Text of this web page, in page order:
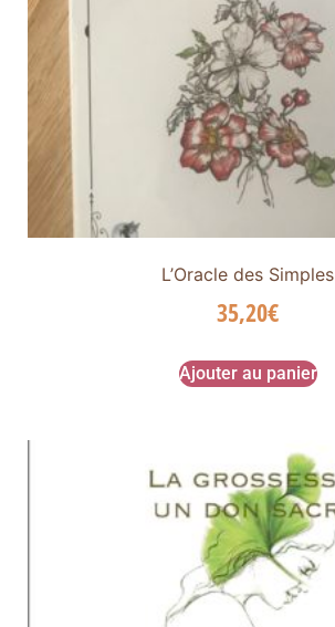
L’Oracle des Simples
35,20€
Ajouter au panier